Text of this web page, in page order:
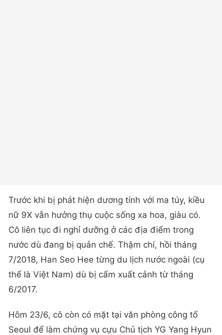
Trước khi bị phát hiện dương tính với ma túy, kiều
nữ 9X vẫn hưởng thụ cuộc sống xa hoa, giàu có.
Cô liên tục đi nghỉ dưỡng ở các địa điểm trong
nước dù đang bị quản chế. Thậm chí, hồi tháng
7/2018, Han Seo Hee từng du lịch nước ngoài (cụ
thể là Việt Nam) dù bị cấm xuất cảnh từ tháng
6/2017.
Hôm 23/6, cô còn có mặt tại văn phòng công tố
Seoul để làm chứng vụ cựu Chủ tịch YG Yang Hyun